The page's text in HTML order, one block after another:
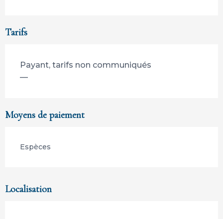
Tarifs
Payant, tarifs non communiqués
—
Moyens de paiement
Espèces
Localisation